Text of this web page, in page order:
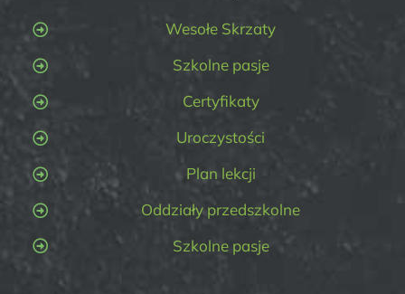
Wesołe Skrzaty
Szkolne pasje
Certyfikaty
Uroczystości
Plan lekcji
Oddziały przedszkolne
Szkolne pasje